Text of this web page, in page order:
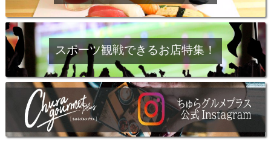
スポーツ観戦できるお店特集！